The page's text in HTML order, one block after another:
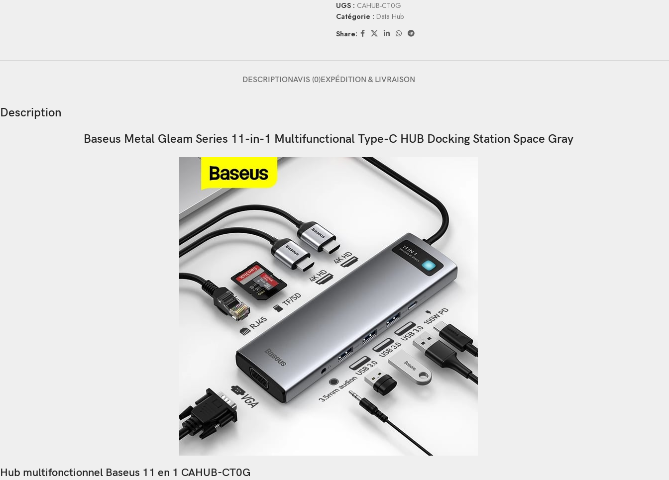
UGS : CAHUB-CT0G
Catégorie : Data Hub
Share:
DESCRIPTIONAVIS (0)EXPÉDITION & LIVRAISON
Description
Baseus Metal Gleam Series 11-in-1 Multifunctional Type-C HUB Docking Station Space Gray
Hub multifonctionnel Baseus 11 en 1 CAHUB-CT0G